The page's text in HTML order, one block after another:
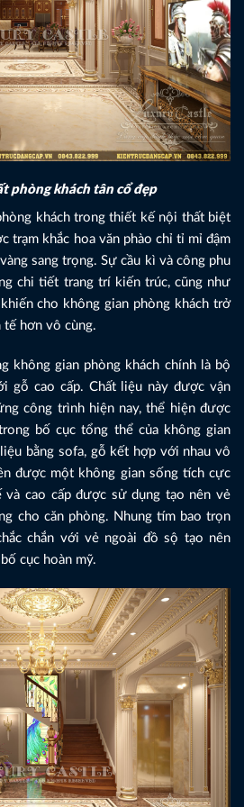
phòng khách tân cổ đẹp
khách trong thiết kế nội thất biệt
trạm khắc hoa văn phào chỉ tỉ mỉ đậm
sang trọng. Sự cầu kì và công phu
chi tiết trang trí kiến trúc, cũng như
cho không gian phòng khách trở
tế hơn vô cùng.
không gian phòng khách chính là bộ
gỗ cao cấp. Chất liệu này được vận
công trình hiện nay, thể hiện được
bố cục tổng thể của không gian
bằng sofa, gỗ kết hợp với nhau vô
được một không gian sống tích cực
và cao cấp được sử dụng tạo nên vẻ
cho căn phòng. Nhung tím bao trọn
chắn với vẻ ngoài đồ sộ tạo nên
cục hoàn mỹ.